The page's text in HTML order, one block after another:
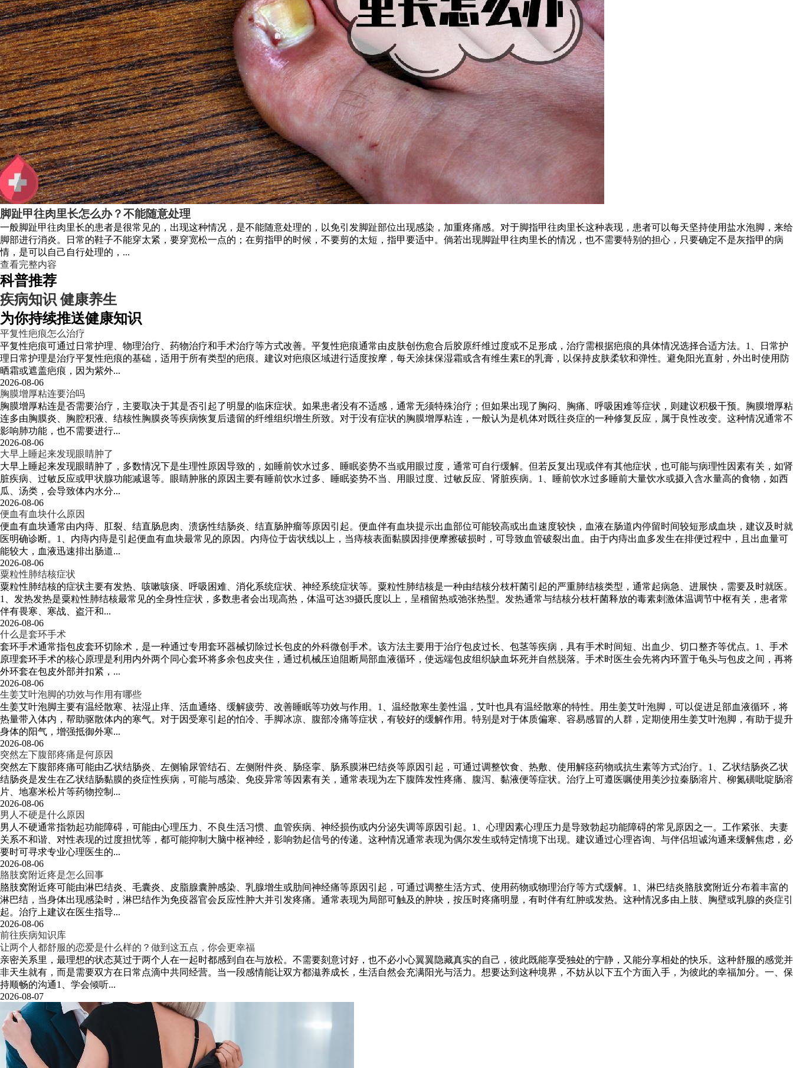
脚趾甲往肉里长怎么办？不能随意处理
一般脚趾甲往肉里长的患者是很常见的，出现这种情况，是不能随意处理的，以免引发脚趾部位出现感染，加重疼痛感。对于脚指甲往肉里长这种表现，患者可以每天坚持使用盐水泡脚，来给
脚部进行消炎。日常的鞋子不能穿太紧，要穿宽松一点的；在剪指甲的时候，不要剪的太短，指甲要适中。倘若出现脚趾甲往肉里长的情况，也不需要特别的担心，只要确定不是灰指甲的病
情，是可以自己自行处理的，...
查看完整内容
科普推荐
疾病知识 健康养生
为你持续推送健康知识
平复性疤痕怎么治疗
平复性疤痕可通过日常护理、物理治疗、药物治疗和手术治疗等方式改善。平复性疤痕通常由皮肤创伤愈合后胶原纤维过度或不足形成，治疗需根据疤痕的具体情况选择合适方法。1、日常护
理日常护理是治疗平复性疤痕的基础，适用于所有类型的疤痕。建议对疤痕区域进行适度按摩，每天涂抹保湿霜或含有维生素E的乳膏，以保持皮肤柔软和弹性。避免阳光直射，外出时使用防
晒霜或遮盖疤痕，因为紫外...
2026-08-06
胸膜增厚粘连要治吗
胸膜增厚粘连是否需要治疗，主要取决于其是否引起了明显的临床症状。如果患者没有不适感，通常无须特殊治疗；但如果出现了胸闷、胸痛、呼吸困难等症状，则建议积极干预。胸膜增厚粘
连多由胸膜炎、胸腔积液、结核性胸膜炎等疾病恢复后遗留的纤维组织增生所致。对于没有症状的胸膜增厚粘连，一般认为是机体对既往炎症的一种修复反应，属于良性改变。这种情况通常不
影响肺功能，也不需要进行...
2026-08-06
大早上睡起来发现眼睛肿了
大早上睡起来发现眼睛肿了，多数情况下是生理性原因导致的，如睡前饮水过多、睡眠姿势不当或用眼过度，通常可自行缓解。但若反复出现或伴有其他症状，也可能与病理性因素有关，如肾
脏疾病、过敏反应或甲状腺功能减退等。眼睛肿胀的原因主要有睡前饮水过多、睡眠姿势不当、用眼过度、过敏反应、肾脏疾病。1、睡前饮水过多睡前大量饮水或摄入含水量高的食物，如西
瓜、汤类，会导致体内水分...
2026-08-06
便血有血块什么原因
便血有血块通常由内痔、肛裂、结直肠息肉、溃疡性结肠炎、结直肠肿瘤等原因引起。便血伴有血块提示出血部位可能较高或出血速度较快，血液在肠道内停留时间较短形成血块，建议及时就
医明确诊断。1、内痔内痔是引起便血有血块最常见的原因。内痔位于齿状线以上，当痔核表面黏膜因排便摩擦破损时，可导致血管破裂出血。由于内痔出血多发生在排便过程中，且出血量可
能较大，血液迅速排出肠道...
2026-08-06
粟粒性肺结核症状
粟粒性肺结核的症状主要有发热、咳嗽咳痰、呼吸困难、消化系统症状、神经系统症状等。粟粒性肺结核是一种由结核分枝杆菌引起的严重肺结核类型，通常起病急、进展快，需要及时就医。
1、发热发热是粟粒性肺结核最常见的全身性症状，多数患者会出现高热，体温可达39摄氏度以上，呈稽留热或弛张热型。发热通常与结核分枝杆菌释放的毒素刺激体温调节中枢有关，患者常
伴有畏寒、寒战、盗汗和...
2026-08-06
什么是套环手术
套环手术通常指包皮套环切除术，是一种通过专用套环器械切除过长包皮的外科微创手术。该方法主要用于治疗包皮过长、包茎等疾病，具有手术时间短、出血少、切口整齐等优点。1、手术
原理套环手术的核心原理是利用内外两个同心套环将多余包皮夹住，通过机械压迫阻断局部血液循环，使远端包皮组织缺血坏死并自然脱落。手术时医生会先将内环置于龟头与包皮之间，再将
外环套在包皮外部并扣紧，...
2026-08-06
生姜艾叶泡脚的功效与作用有哪些
生姜艾叶泡脚主要有温经散寒、祛湿止痒、活血通络、缓解疲劳、改善睡眠等功效与作用。1、温经散寒生姜性温，艾叶也具有温经散寒的特性。用生姜艾叶泡脚，可以促进足部血液循环，将
热量带入体内，帮助驱散体内的寒气。对于因受寒引起的怕冷、手脚冰凉、腹部冷痛等症状，有较好的缓解作用。特别是对于体质偏寒、容易感冒的人群，定期使用生姜艾叶泡脚，有助于提升
身体的阳气，增强抵御外寒...
2026-08-06
突然左下腹部疼痛是何原因
突然左下腹部疼痛可能由乙状结肠炎、左侧输尿管结石、左侧附件炎、肠痉挛、肠系膜淋巴结炎等原因引起，可通过调整饮食、热敷、使用解痉药物或抗生素等方式治疗。1、乙状结肠炎乙状
结肠炎是发生在乙状结肠黏膜的炎症性疾病，可能与感染、免疫异常等因素有关，通常表现为左下腹阵发性疼痛、腹泻、黏液便等症状。治疗上可遵医嘱使用美沙拉秦肠溶片、柳氮磺吡啶肠溶
片、地塞米松片等药物控制...
2026-08-06
男人不硬是什么原因
男人不硬通常指勃起功能障碍，可能由心理压力、不良生活习惯、血管疾病、神经损伤或内分泌失调等原因引起。1、心理因素心理压力是导致勃起功能障碍的常见原因之一。工作紧张、夫妻
关系不和谐、对性表现的过度担忧等，都可能抑制大脑中枢神经，影响勃起信号的传递。这种情况通常表现为偶尔发生或特定情境下出现。建议通过心理咨询、与伴侣坦诚沟通来缓解焦虑，必
要时可寻求专业心理医生的...
2026-08-06
胳肢窝附近疼是怎么回事
胳肢窝附近疼可能由淋巴结炎、毛囊炎、皮脂腺囊肿感染、乳腺增生或肋间神经痛等原因引起，可通过调整生活方式、使用药物或物理治疗等方式缓解。1、淋巴结炎胳肢窝附近分布着丰富的
淋巴结，当身体出现感染时，淋巴结作为免疫器官会反应性肿大并引发疼痛。通常表现为局部可触及的肿块，按压时疼痛明显，有时伴有红肿或发热。这种情况多由上肢、胸壁或乳腺的炎症引
起。治疗上建议在医生指导...
2026-08-06
前往疾病知识库
让两个人都舒服的恋爱是什么样的？做到这五点，你会更幸福
亲密关系里，最理想的状态莫过于两个人在一起时都感到自在与放松。不需要刻意讨好，也不必小心翼翼隐藏真实的自己，彼此既能享受独处的宁静，又能分享相处的快乐。这种舒服的感觉并
非天生就有，而是需要双方在日常点滴中共同经营。当一段感情能让双方都滋养成长，生活自然会充满阳光与活力。想要达到这种境界，不妨从以下五个方面入手，为彼此的幸福加分。一、保
持顺畅的沟通1、学会倾听...
2026-08-07